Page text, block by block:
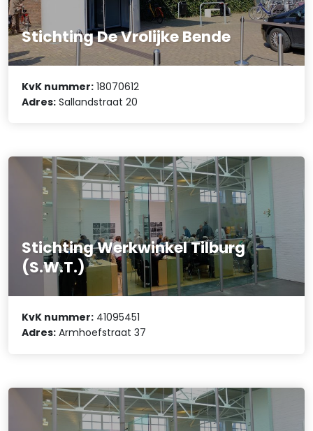
Stichting De Vrolijke Bende
KvK nummer: 18070612
Adres: Sallandstraat 20
Stichting Werkwinkel Tilburg
(S.W.T.)
KvK nummer: 41095451
Adres: Armhoefstraat 37